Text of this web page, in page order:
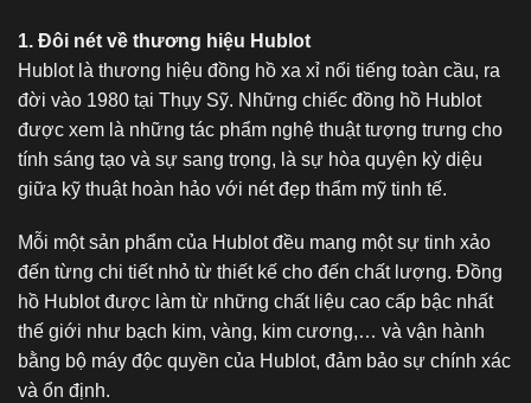
1. Đôi nét về thương hiệu Hublot
Hublot là thương hiệu đồng hồ xa xỉ nổi tiếng toàn cầu, ra
đời vào 1980 tại Thụy Sỹ. Những chiếc đồng hồ Hublot
được xem là những tác phẩm nghệ thuật tượng trưng cho
tính sáng tạo và sự sang trọng, là sự hòa quyện kỳ diệu
giữa kỹ thuật hoàn hảo với nét đẹp thẩm mỹ tinh tế.
Mỗi một sản phẩm của Hublot đều mang một sự tinh xảo
đến từng chi tiết nhỏ từ thiết kế cho đến chất lượng. Đồng
hồ Hublot được làm từ những chất liệu cao cấp bậc nhất
thế giới như bạch kim, vàng, kim cương,… và vận hành
bằng bộ máy độc quyền của Hublot, đảm bảo sự chính xác
và ổn định.